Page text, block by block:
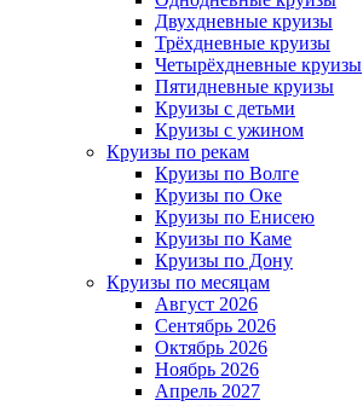
Двухдневные круизы
Трёхдневные круизы
Четырёхдневные круизы
Пятидневные круизы
Круизы с детьми
Круизы с ужином
Круизы по рекам
Круизы по Волге
Круизы по Оке
Круизы по Енисею
Круизы по Каме
Круизы по Дону
Круизы по месяцам
Август 2026
Сентябрь 2026
Октябрь 2026
Ноябрь 2026
Апрель 2027